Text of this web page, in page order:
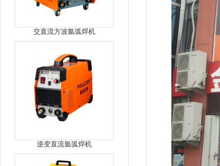
交直流方波氩弧焊机
逆变直流氩弧焊机